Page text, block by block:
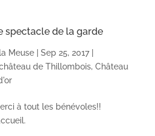
spectacle de la garde
Meuse| Sep 25, 2017|
de Thillombois, Château
à tout les bénévoles!!